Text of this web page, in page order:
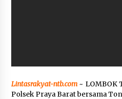
3 minggu ago
Lintasrakyat-ntb.com~ LOMBOK
Polsek Praya Barat bersama